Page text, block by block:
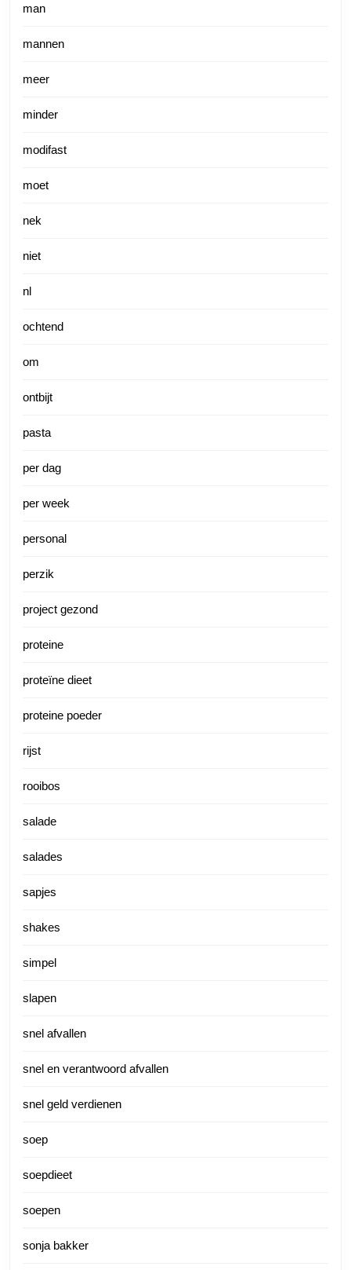
man
mannen
meer
minder
modifast
moet
nek
niet
nl
ochtend
om
ontbijt
pasta
per dag
per week
personal
perzik
project gezond
proteine
proteïne dieet
proteine poeder
rijst
rooibos
salade
salades
sapjes
shakes
simpel
slapen
snel afvallen
snel en verantwoord afvallen
snel geld verdienen
soep
soepdieet
soepen
sonja bakker